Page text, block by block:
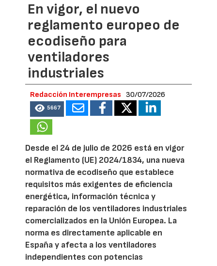
En vigor, el nuevo
reglamento europeo de
ecodiseño para
ventiladores
industriales
Redacción Interempresas 30/07/2026
5667
Desde el 24 de julio de 2026 está en vigor
el Reglamento (UE) 2024/1834, una nueva
normativa de ecodiseño que establece
requisitos más exigentes de eficiencia
energética, información técnica y
reparación de los ventiladores industriales
comercializados en la Unión Europea. La
norma es directamente aplicable en
España y afecta a los ventiladores
independientes con potencias